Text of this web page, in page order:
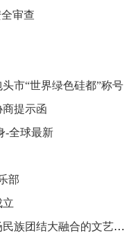
审查
市“世界绿色硅都”称号
提示函
-全球最新
部
立
【铸牢中华民族共同体意识】一场民族团结大融合的文艺盛宴